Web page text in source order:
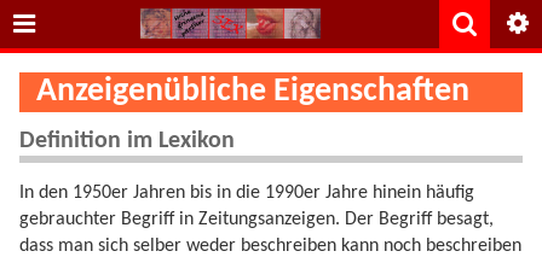
Anzeigenübliche Eigenschaften
Definition im Lexikon
In den 1950er Jahren bis in die 1990er Jahre hinein häufig
gebrauchter Begriff in Zeitungsanzeigen. Der Begriff besagt,
dass man sich selber weder beschreiben kann noch beschreiben